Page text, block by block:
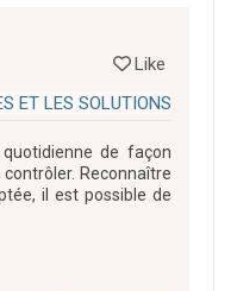
Like
ET LES SOLUTIONS
de façon
Reconnaître
il est possible de